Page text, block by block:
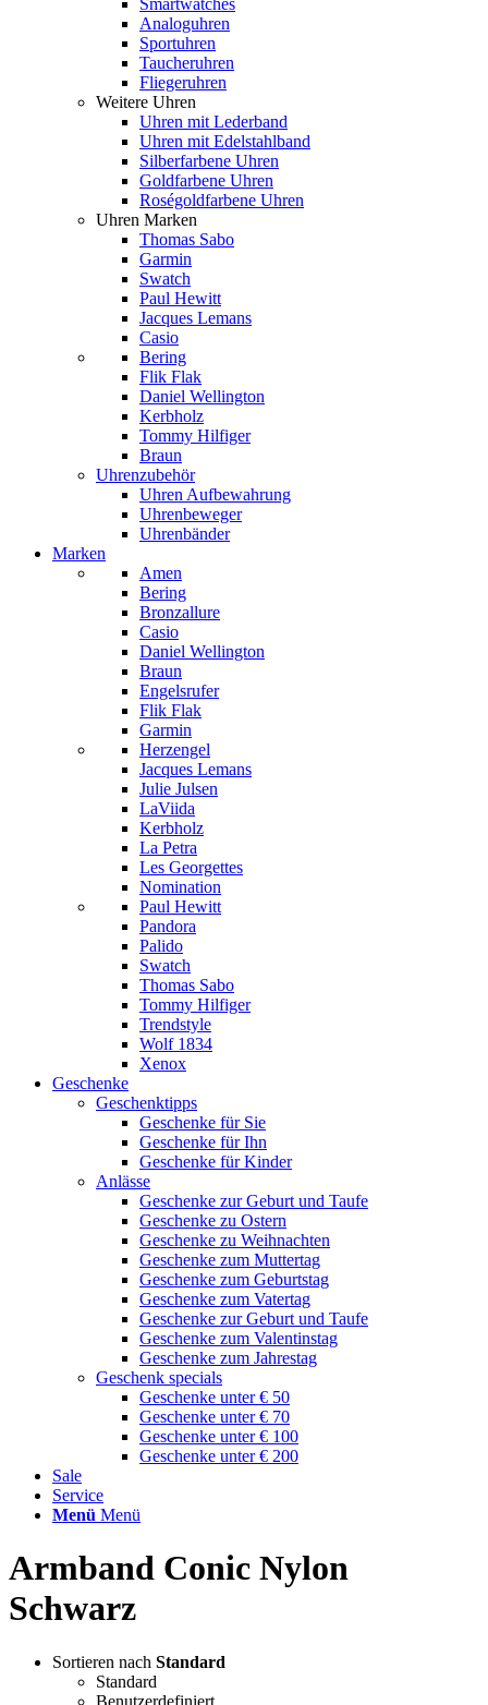
Smartwatches
Analoguhren
Sportuhren
Taucheruhren
Fliegeruhren
Weitere Uhren
Uhren mit Lederband
Uhren mit Edelstahlband
Silberfarbene Uhren
Goldfarbene Uhren
Roségoldfarbene Uhren
Uhren Marken
Thomas Sabo
Garmin
Swatch
Paul Hewitt
Jacques Lemans
Casio
Bering
Flik Flak
Daniel Wellington
Kerbholz
Tommy Hilfiger
Braun
Uhrenzubehör
Uhren Aufbewahrung
Uhrenbeweger
Uhrenbänder
Marken
Amen
Bering
Bronzallure
Casio
Daniel Wellington
Braun
Engelsrufer
Flik Flak
Garmin
Herzengel
Jacques Lemans
Julie Julsen
LaViida
Kerbholz
La Petra
Les Georgettes
Nomination
Paul Hewitt
Pandora
Palido
Swatch
Thomas Sabo
Tommy Hilfiger
Trendstyle
Wolf 1834
Xenox
Geschenke
Geschenktipps
Geschenke für Sie
Geschenke für Ihn
Geschenke für Kinder
Anlässe
Geschenke zur Geburt und Taufe
Geschenke zu Ostern
Geschenke zu Weihnachten
Geschenke zum Muttertag
Geschenke zum Geburtstag
Geschenke zum Vatertag
Geschenke zur Geburt und Taufe
Geschenke zum Valentinstag
Geschenke zum Jahrestag
Geschenk specials
Geschenke unter € 50
Geschenke unter € 70
Geschenke unter € 100
Geschenke unter € 200
Sale
Service
Menü Menü
Armband Conic Nylon
Schwarz
Sortieren nach Standard
Standard
Benutzerdefiniert